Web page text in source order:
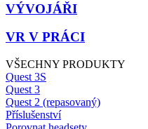
VÝVOJÁŘI
VR V PRÁCI
VŠECHNY PRODUKTY
Quest 3S
Quest 3
Quest 2 (repasovaný)
Příslušenství